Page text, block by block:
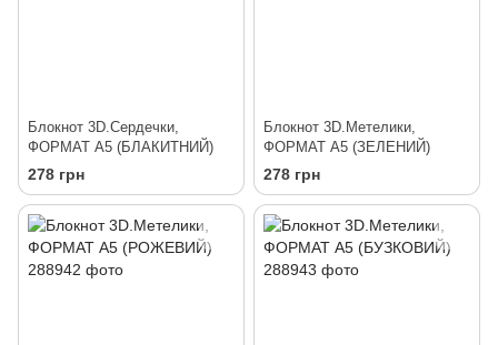
Блокнот 3D.Сердечки,
ФОРМАТ А5 (БЛАКИТНИЙ)
278 грн
Блокнот 3D.Метелики,
ФОРМАТ А5 (ЗЕЛЕНИЙ)
278 грн